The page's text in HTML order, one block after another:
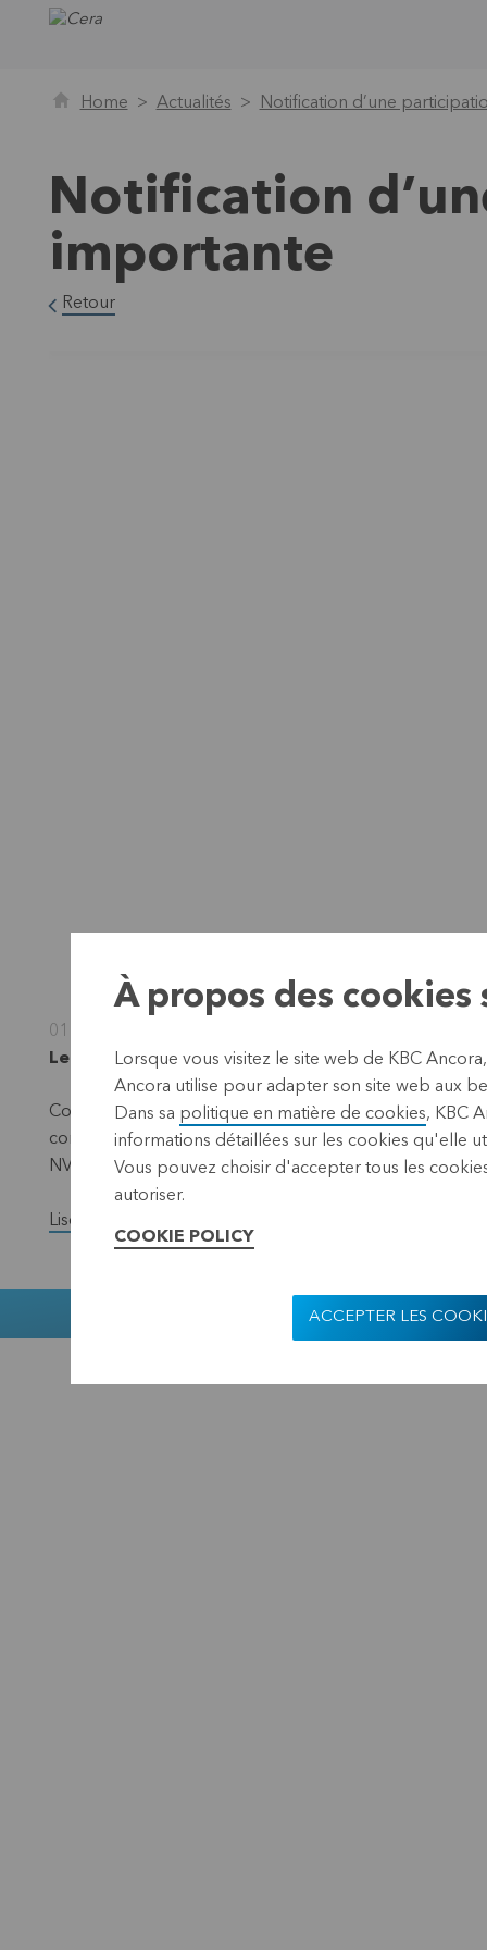
Home Actualités Notification d’une
Notification
importante
Retour
01 avril 2010
Leuven, 1er avril 2010 (17.40 CEST)
Conformément aux dispositions de la loi du 2 mai
communique avoir reçu le 29 mars 2010 un
NV, contrôlée par Monsieur Gino Coorevits. Il s’agit de
Lisez la version complète du communiqué de presse.
Muntstraat 1,
À propos des cookies
Lorsque vous visitez le site web de KBC
Ancora utilise pour adapter son site web aux
Dans sa politique en matière de cookies, KBC
informations détaillées sur les cookies qu'elle
Vous pouvez choisir d'accepter tous les
autoriser.
COOKIE POLICY
ACCEPTER LES